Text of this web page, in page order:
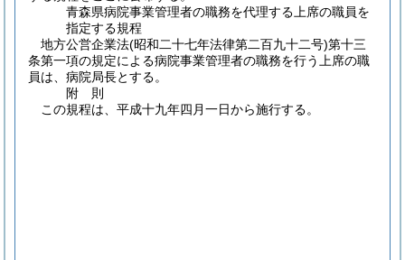
青森県病院事業管理者の職務を代理する上席の職員を
指定する規程
地方公営企業法(昭和二十七年法律第二百九十二号)第十三
条第一項の規定による病院事業管理者の職務を行う上席の職
員は、病院局長とする。
附 則
この規程は、平成十九年四月一日から施行する。